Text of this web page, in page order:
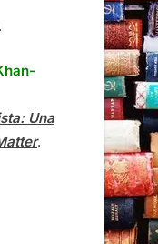
Una
.